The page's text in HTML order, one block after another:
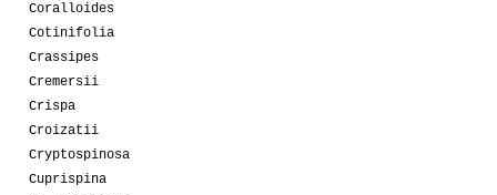
Coralloides
Cotinifolia
Crassipes
Cremersii
Crispa
Croizatii
Cryptospinosa
Cuprispina